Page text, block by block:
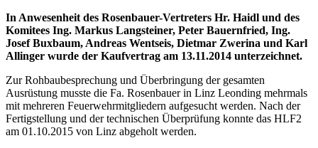
In Anwesenheit des Rosenbauer-Vertreters Hr. Haidl und des
Komitees Ing. Markus Langsteiner, Peter Bauernfried, Ing.
Josef Buxbaum, Andreas Wentseis, Dietmar Zwerina und Karl
Allinger wurde der Kaufvertrag am 13.11.2014 unterzeichnet.
Zur Rohbaubesprechung und Überbringung der gesamten
Ausrüstung musste die Fa. Rosenbauer in Linz Leonding mehrmals
mit mehreren Feuerwehrmitgliedern aufgesucht werden. Nach der
Fertigstellung und der technischen Überprüfung konnte das HLF2
am 01.10.2015 von Linz abgeholt werden.